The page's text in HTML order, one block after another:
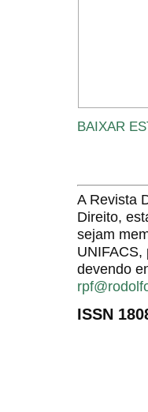
BAIXAR
A Revista
Direito,
sejam
devendo
ISSN